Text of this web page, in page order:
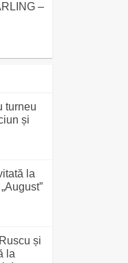
–
turneu
și
la
și
la